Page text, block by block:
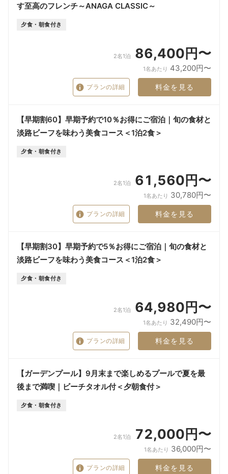
す至高のフレンチ～ANAGA CLASSIC～
夕食・朝食付き
2名1泊 86,400円〜
1名あたり 43,200円〜
プランの詳細 料金を見る
【早期割60】早期予約で10％お得にご宿泊｜旬の食材と
淡路ビーフを味わう美食コース＜1泊2食＞
夕食・朝食付き
2名1泊 61,560円〜
1名あたり 30,780円〜
プランの詳細 料金を見る
【早期割30】早期予約で5％お得にご宿泊｜旬の食材と
淡路ビーフを味わう美食コース＜1泊2食＞
夕食・朝食付き
2名1泊 64,980円〜
1名あたり 32,490円〜
プランの詳細 料金を見る
【ガーデンプール】9月末まで楽しめるプールで夏を最
後まで満喫｜ビーチタオル付＜夕朝食付＞
夕食・朝食付き
2名1泊 72,000円〜
1名あたり 36,000円〜
プランの詳細 料金を見る